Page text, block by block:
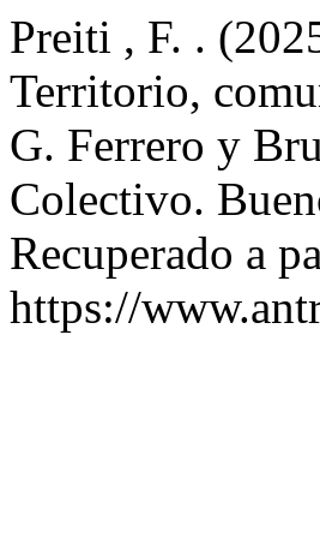
Preiti , F. .
Territorio,
G. Ferrero y
Colectivo.
Recuperado a
https://